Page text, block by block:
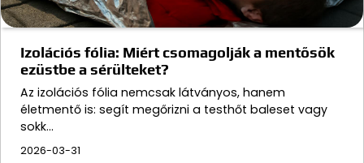
Izolációs fólia: Miért csomagolják a mentősök
ezüstbe a sérülteket?
Az izolációs fólia nemcsak látványos, hanem
életmentő is: segít megőrizni a testhőt baleset vagy
sokk…
2026-03-31